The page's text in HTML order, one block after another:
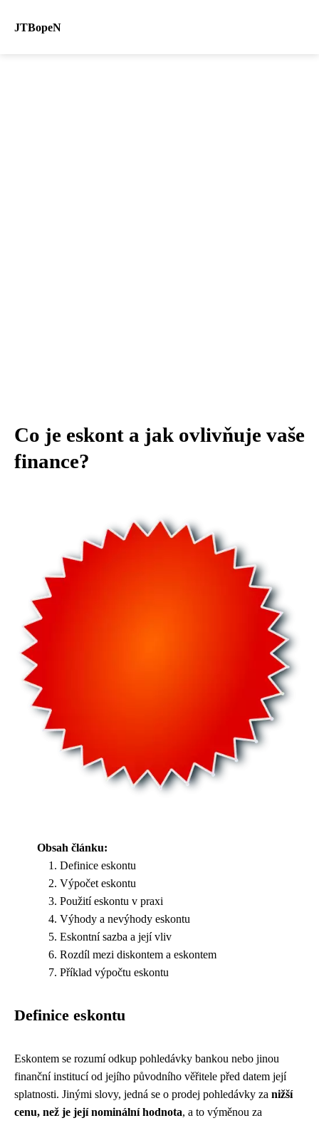
JTBopeN
Co je eskont a jak ovlivňuje vaše
finance?
Obsah článku:
Definice eskontu
Výpočet eskontu
Použití eskontu v praxi
Výhody a nevýhody eskontu
Eskontní sazba a její vliv
Rozdíl mezi diskontem a eskontem
Příklad výpočtu eskontu
Definice eskontu
Eskontem se rozumí odkup pohledávky bankou nebo jinou
finanční institucí od jejího původního věřitele před datem její
splatnosti. Jinými slovy, jedná se o prodej pohledávky za nižší
cenu, než je její nominální hodnota, a to výměnou za